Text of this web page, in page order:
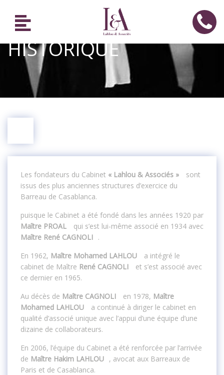
HISTORIQUE
Les fondateurs du Cabinet « Lahlou & Associés »
sont
issus des plus anciennes structures d’exercice du
Barreau de Casablanca.
puisque le Cabinet a été fondé dans les années 1920 par
Maître PROAL
qui s’est lui-même associé en 1934 avec
Maître René CAGNOLI .
En 1962, Maître Mohamed LAHLOU
a intégré le
cabinet de Maître René CAGNOLI
et s’est associé avec
ce dernier en 1965.
Au décès de Maître CAGNOLI en 1978, Maître
Mohamed LAHLOU
a continué à diriger le cabinet en
qualité d’associé unique avec l’appui d’une équipe d’une
dizaine de collaborateurs.
En 2006, l’équipe du Cabinet a été renforcée par l’arrivée
de Maître Hakim LAHLOU , avocat aux Barreaux de
Paris et de Casablanca.